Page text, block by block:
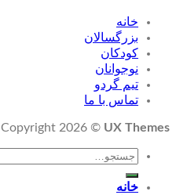
خانه
بزرگسالان
کودکان
نوجوانان
تیم گردو
تماس با ما
Copyright 2026 © UX Themes
جستجو
برای:
خانه